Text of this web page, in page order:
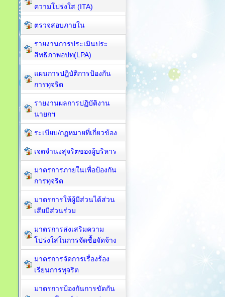
ความโปร่งใส (ITA)
ตรวจสอบภายใน
รายงานการประเมินประ
สิทธิภาพอปท(LPA)
แผนการปฎิบัติการป้องกัน
การทุจริต
รายงานผลการปฏิบัติงาน
นายกฯ
ระเบียบ/กฏหมายที่เกี่ยวข้อง
เจตจำนงสุจริตของผู้บริหาร
มาตรการภายในเพื่อป้องกัน
การทุจริต​
มาตรการให้ผู้มีส่วนได้ส่วน
เสียมีส่วนร่วม
มาตรการส่งเสริมความ
โปร่งใสในการจัดซื้อจัดจ้าง
มาตรการจัดการเรื่องร้อง
เรียนการทุจริต
มาตรการป้องกันการขัดกัน